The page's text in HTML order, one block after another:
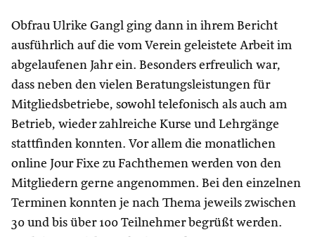
Obfrau Ulrike Gangl ging dann in ihrem Bericht
ausführlich auf die vom Verein geleistete Arbeit im
abgelaufenen Jahr ein. Besonders erfreulich war,
dass neben den vielen Beratungsleistungen für
Mitgliedsbetriebe, sowohl telefonisch als auch am
Betrieb, wieder zahlreiche Kurse und Lehrgänge
stattfinden konnten. Vor allem die monatlichen
online Jour Fixe zu Fachthemen werden von den
Mitgliedern gerne angenommen. Bei den einzelnen
Terminen konnten je nach Thema jeweils zwischen
30 und bis über 100 Teilnehmer begrüßt werden.